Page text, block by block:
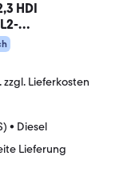
HDI
zzgl. Lieferkosten
• Diesel
Lieferung